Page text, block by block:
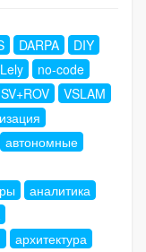
DARPA
DIY
Lely
no-code
VSLAM
автономные
аналитика
архитектура